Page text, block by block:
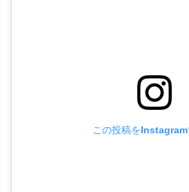
この投稿をInstagram